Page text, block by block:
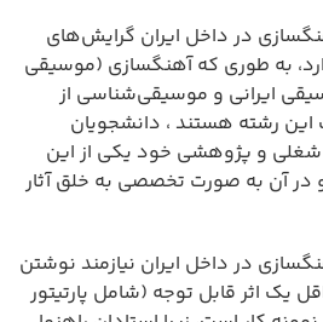
در داخل ایران گرایش‌های
به طوری که آهنگسازی (موسیقی
ایرانی و موسیقی‌شناسی از
رشته هستند ، دانشجویان
شغلی و پژوهشی خود یکی از این
در آن به صورت تخصصی به خلق آثار
در داخل ایران نیازمند نوشتن
یک اثر قابل توجه (شامل پارتیتور